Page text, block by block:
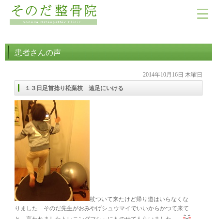
患者さんの声
2014年10月16日 木曜日
１３日足首捻り松葉枝 遠足にいける
杖ついて来たけど帰り道はいらなくな
りました そのだ先生がおみやげシュウマイでいいからかつて来て